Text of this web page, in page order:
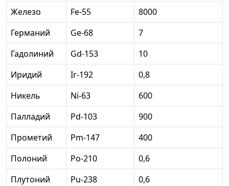
Железо
Fe-55
8000
Германий
Ge-68
7
Гадолиний
Gd-153
10
Иридий
Ir-192
0,8
Никель
Ni-63
600
Палладий
Pd-103
900
Прометий
Pm-147
400
Полоний
Po-210
0,6
Плутоний
Pu-238
0,6